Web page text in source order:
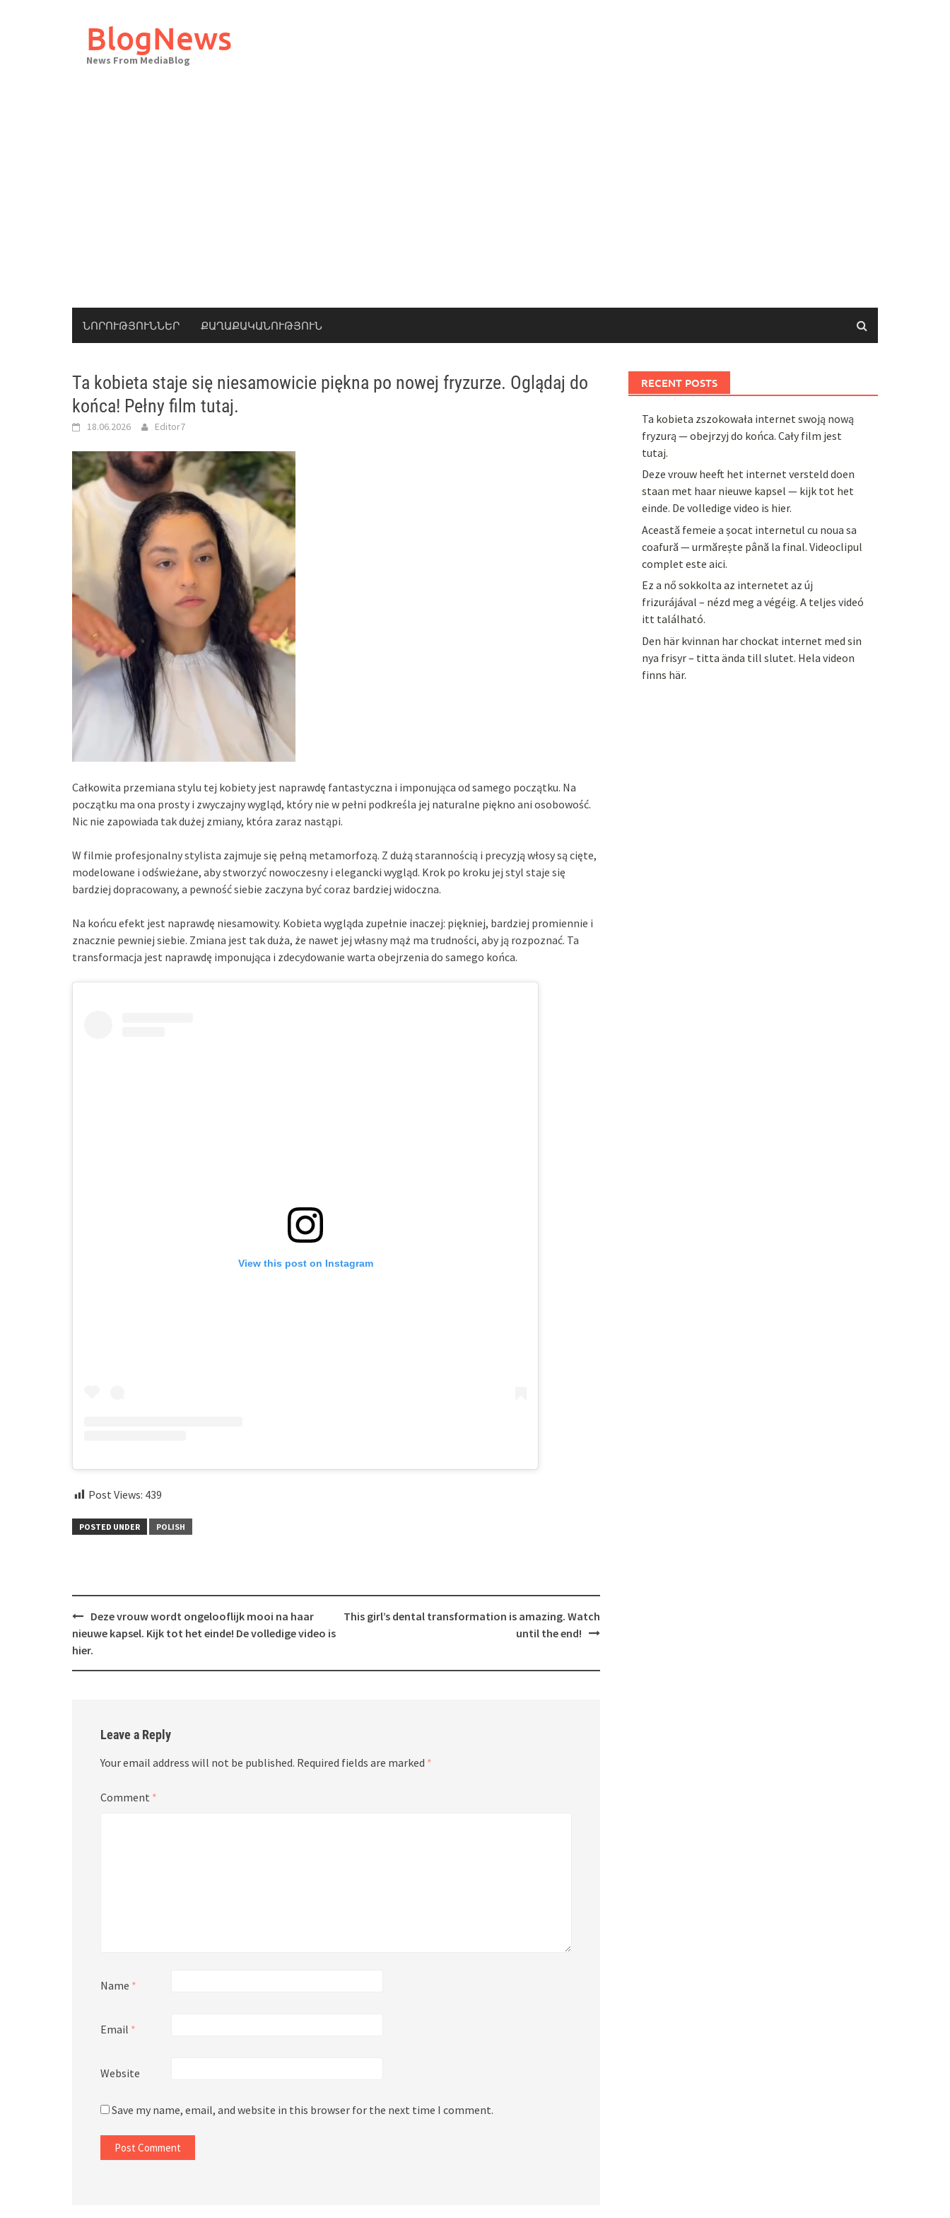
BlogNews
News From MediaBlog
ՆՈՐՈՒԹՅՈՒՆՆԵՐ ՔԱՂԱՔԱԿԱՆՈՒԹՅՈՒՆ
Ta kobieta staje się niesamowicie piękna po nowej fryzurze. Oglądaj do
końca! Pełny film tutaj.
18.06.2026 Editor7
Całkowita przemiana stylu tej kobiety jest naprawdę fantastyczna i imponująca od samego początku. Na
początku ma ona prosty i zwyczajny wygląd, który nie w pełni podkreśla jej naturalne piękno ani osobowość.
Nic nie zapowiada tak dużej zmiany, która zaraz nastąpi.
W filmie profesjonalny stylista zajmuje się pełną metamorfozą. Z dużą starannością i precyzją włosy są cięte,
modelowane i odświeżane, aby stworzyć nowoczesny i elegancki wygląd. Krok po kroku jej styl staje się
bardziej dopracowany, a pewność siebie zaczyna być coraz bardziej widoczna.
Na końcu efekt jest naprawdę niesamowity. Kobieta wygląda zupełnie inaczej: piękniej, bardziej promiennie i
znacznie pewniej siebie. Zmiana jest tak duża, że nawet jej własny mąż ma trudności, aby ją rozpoznać. Ta
transformacja jest naprawdę imponująca i zdecydowanie warta obejrzenia do samego końca.
View this post on Instagram
Post Views: 439
POSTED UNDER POLISH
Post
navigation
Deze vrouw wordt ongelooflijk mooi na haar
nieuwe kapsel. Kijk tot het einde! De volledige video is
hier.
This girl’s dental transformation is amazing. Watch
until the end!
Leave a Reply
Your email address will not be published. Required fields are marked *
Comment *
Name *
Email *
Website
Save my name, email, and website in this browser for the next time I comment.
RECENT POSTS
Ta kobieta zszokowała internet swoją nową
fryzurą — obejrzyj do końca. Cały film jest
tutaj.
Deze vrouw heeft het internet versteld doen
staan met haar nieuwe kapsel — kijk tot het
einde. De volledige video is hier.
Această femeie a șocat internetul cu noua sa
coafură — urmărește până la final. Videoclipul
complet este aici.
Ez a nő sokkolta az internetet az új
frizurájával – nézd meg a végéig. A teljes videó
itt található.
Den här kvinnan har chockat internet med sin
nya frisyr – titta ända till slutet. Hela videon
finns här.